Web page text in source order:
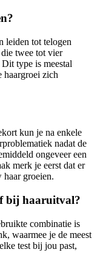
leiden tot telogen
twee tot vier
type is meestal
haargroei zich
kun je na enkele
nadat de
ongeveer een
merk je eerst dat er
haar groeien.
bij haaruitval?
combinatie is
waarmee je de meest
test bij jou past,